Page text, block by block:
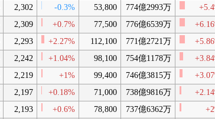
2,302 -0.3% 53,800 774億2993万
2,309 +0.7% 77,500 776億6539万
2,293 +2.27% 112,100 771億2721万
2,242 +1.04% 98,100 754億1178万
2,219 +1% 99,400 746億3815万
2,197 +0.18% 71,000 738億9816万
2,193 +0.6% 78,800 737億6362万